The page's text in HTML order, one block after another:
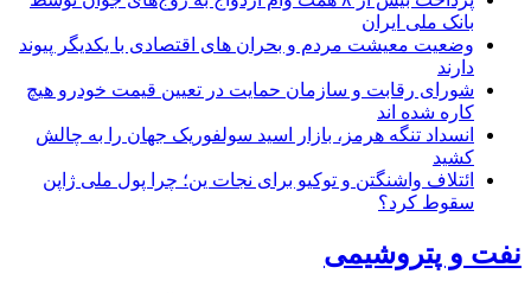
بانک ملی ایران
وضعیت معیشت مردم و بحران های اقتصادی با یکدیگر پیوند
دارند
شورای رقابت و سازمان حمایت در تعیین قیمت خودرو هیچ
کاره شده اند
انسداد تنگه هرمز، بازار اسید سولفوریک جهان را به چالش
کشید
ائتلاف واشنگتن و توکیو برای نجات ین؛ چرا پول ملی ژاپن
سقوط کرد؟
نفت و پتروشیمی